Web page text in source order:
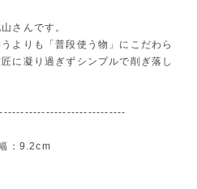
さんです。
よりも「普段使う物」にこだわら
に凝り過ぎずシンプルで削ぎ落し
：9.2cm